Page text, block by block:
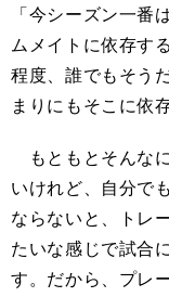
「今シーズン一番
ムメイトに依存す
程度、誰でもそう
まりにもそこに依
もともとそんな
いけれど、自分で
ならないと、トレ
たいな感じで試合
す。だから、プレ